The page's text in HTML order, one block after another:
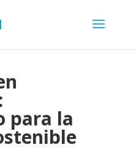
para la